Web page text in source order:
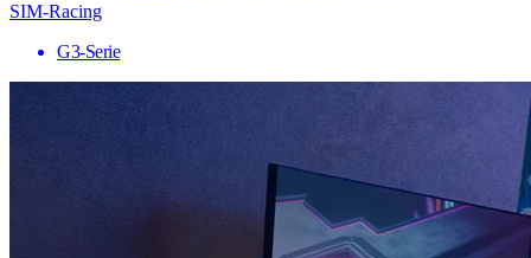
SIM-Racing
G3-Serie